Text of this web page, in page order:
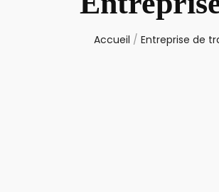
Accueil / Entreprise de